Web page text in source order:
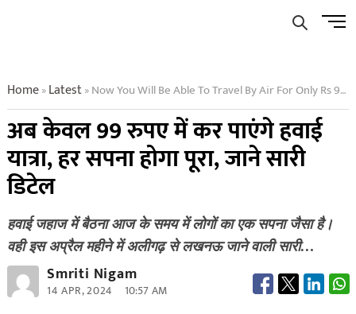
Menu
Home»Latest»Now You Will Be Able To Travel By Air For Only Rs 99 Every Dream Will Come True Know All The Details
अब केवल 99 रुपए में कर पाएंगे हवाई
यात्रा, हर सपना होगा पूरा, जाने सारी
डिटेल
हवाई जहाज में बैठना आज के समय में लोगों का एक सपना जैसा है।
वही इस अप्रैल महीने में अलीगढ़ से लखनऊ जाने वाली सारी…
Smriti Nigam
14 APR, 2024 10:57 AM